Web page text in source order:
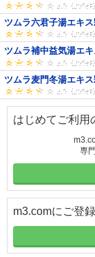
ツムラ六君子湯エキス
ツムラ補中益気湯エキ
ツムラ麦門冬湯エキス
はじめてご利用
専
m3.comにご登